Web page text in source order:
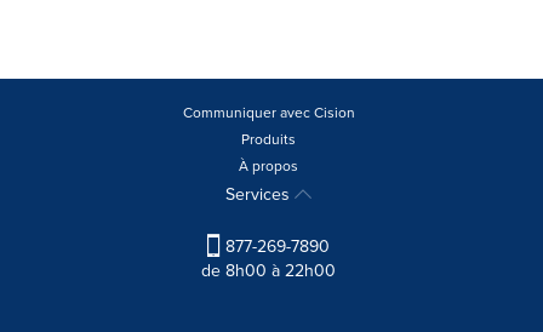
Communiquer avec Cision
Produits
À propos
Services
877-269-7890
de 8h00 à 22h00